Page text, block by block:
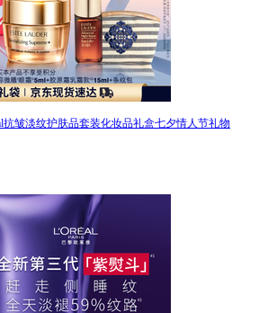
皱淡纹护肤品套装化妆品礼盒七夕情人节礼物